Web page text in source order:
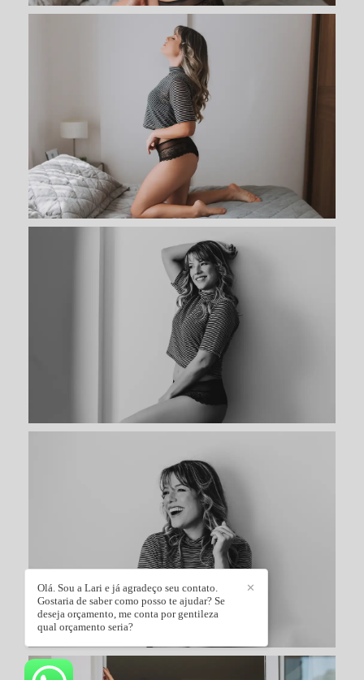
✕
Olá. Sou a Lari e já agradeço seu contato.
Gostaria de saber como posso te ajudar? Se
deseja orçamento, me conta por gentileza
qual orçamento seria?